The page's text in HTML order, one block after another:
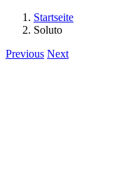
Startseite
Soluto
Previous Next